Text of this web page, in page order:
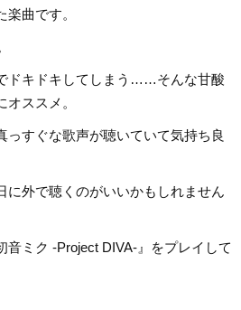
曲です。
ドキドキしてしまう……そんな甘酸
ススメ。
っすぐな歌声が聴いていて気持ち良
に外で聴くのがいいかもしれません
音ミク -Project DIVA-』をプレイして